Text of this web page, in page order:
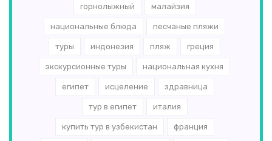
горнолыжный малайзия
национальные блюда песчаные пляжи
туры индонезия пляж греция
экскурсионные туры национальная кухня
египет исцеление здравница
тур в египет италия
купить тур в узбекистан франция